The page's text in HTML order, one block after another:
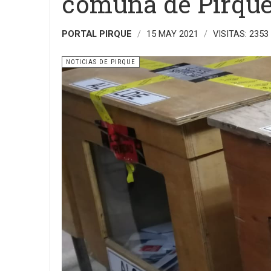
PORTAL PIRQUE 15 MAY 2021 VISITAS: 2353
NOTICIAS DE PIRQUE